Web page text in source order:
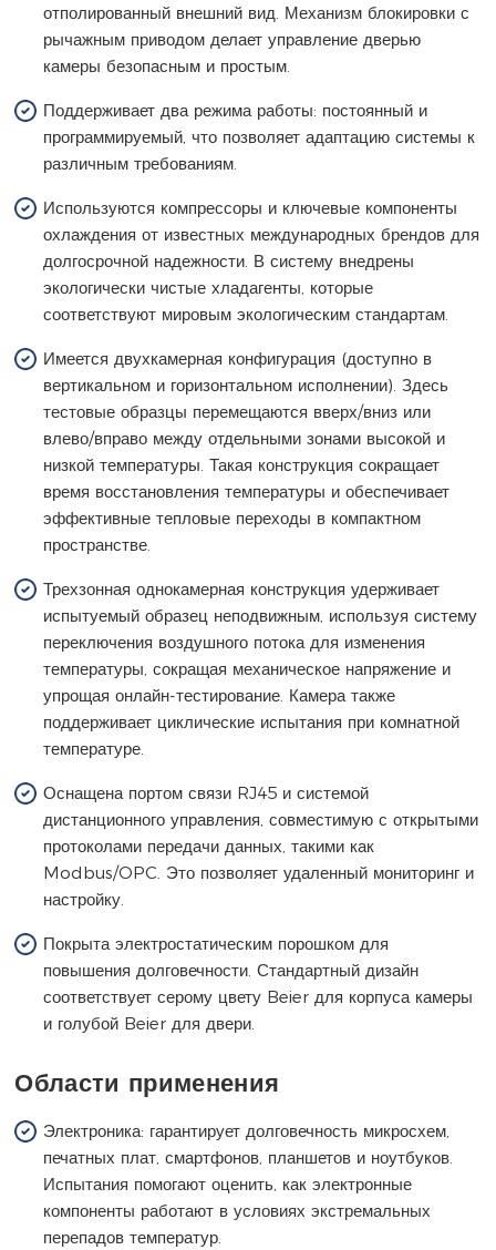
отполированный внешний вид. Механизм блокировки с
рычажным приводом делает управление дверью
камеры безопасным и простым.
Поддерживает два режима работы: постоянный и
программируемый, что позволяет адаптацию системы к
различным требованиям.
Используются компрессоры и ключевые компоненты
охлаждения от известных международных брендов для
долгосрочной надежности. В систему внедрены
экологически чистые хладагенты, которые
соответствуют мировым экологическим стандартам.
Имеется двухкамерная конфигурация (доступно в
вертикальном и горизонтальном исполнении). Здесь
тестовые образцы перемещаются вверх/вниз или
влево/вправо между отдельными зонами высокой и
низкой температуры. Такая конструкция сокращает
время восстановления температуры и обеспечивает
эффективные тепловые переходы в компактном
пространстве.
Трехзонная однокамерная конструкция удерживает
испытуемый образец неподвижным, используя систему
переключения воздушного потока для изменения
температуры, сокращая механическое напряжение и
упрощая онлайн-тестирование. Камера также
поддерживает циклические испытания при комнатной
температуре.
Оснащена портом связи RJ45 и системой
дистанционного управления, совместимую с открытыми
протоколами передачи данных, такими как
Modbus/OPC. Это позволяет удаленный мониторинг и
настройку.
Покрыта электростатическим порошком для
повышения долговечности. Стандартный дизайн
соответствует серому цвету Beier для корпуса камеры
и голубой Beier для двери.
Области применения
Электроника: гарантирует долговечность микросхем,
печатных плат, смартфонов, планшетов и ноутбуков.
Испытания помогают оценить, как электронные
компоненты работают в условиях экстремальных
перепадов температур.